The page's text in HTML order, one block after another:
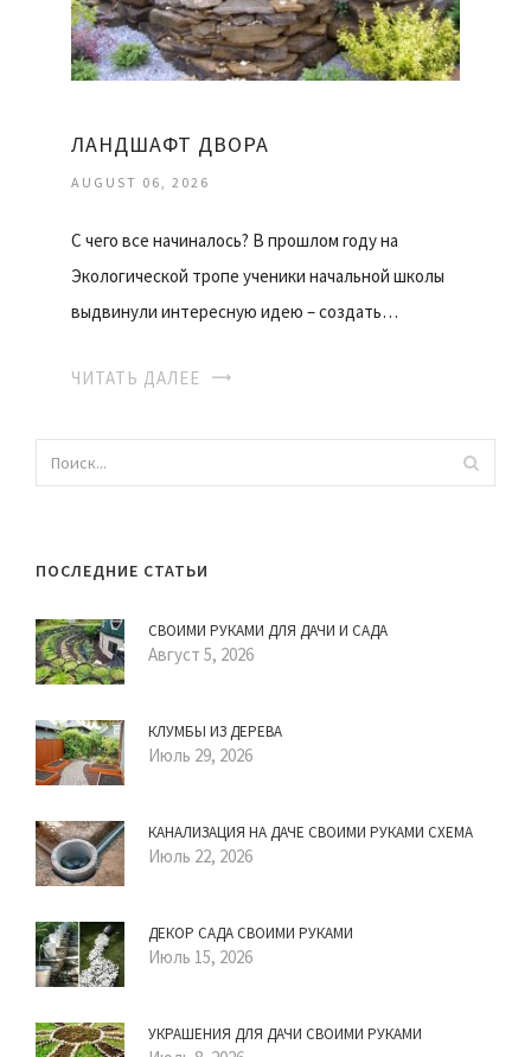
ЛАНДШАФТ ДВОРА
AUGUST 06, 2026
С чего все начиналось? В прошлом году на
Экологической тропе ученики начальной школы
выдвинули интересную идею – создать…
ЧИТАТЬ ДАЛЕЕ
ПОСЛЕДНИЕ СТАТЬИ
СВОИМИ РУКАМИ ДЛЯ ДАЧИ И САДА
Август 5, 2026
КЛУМБЫ ИЗ ДЕРЕВА
Июль 29, 2026
КАНАЛИЗАЦИЯ НА ДАЧЕ СВОИМИ РУКАМИ СХЕМА
Июль 22, 2026
ДЕКОР САДА СВОИМИ РУКАМИ
Июль 15, 2026
УКРАШЕНИЯ ДЛЯ ДАЧИ СВОИМИ РУКАМИ